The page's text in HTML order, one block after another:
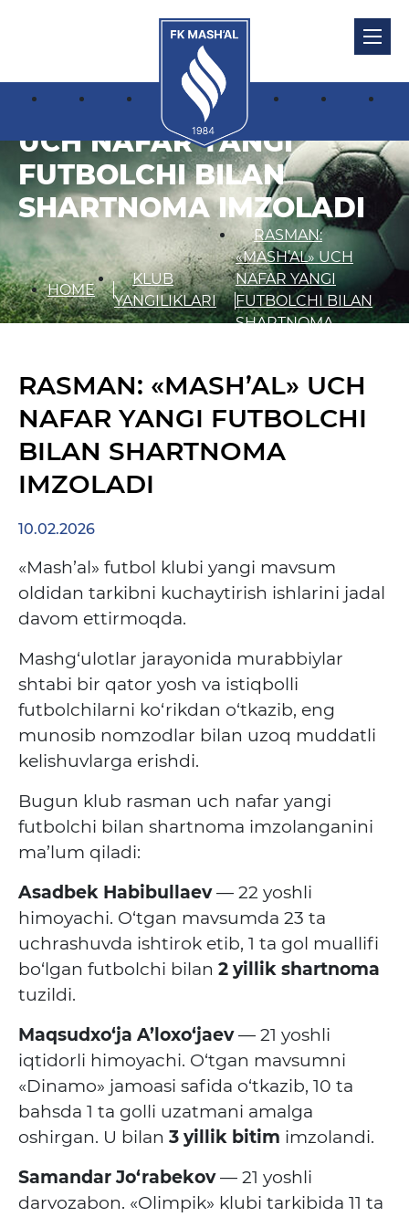
RASMAN: «MASH’AL»
UCH NAFAR YANGI
FUTBOLCHI BILAN
SHARTNOMA IMZOLADI
HOME
KLUB
YANGILIKLARI
RASMAN:
«MASH’AL» UCH
NAFAR YANGI
FUTBOLCHI BILAN
SHARTNOMA
RASMAN: «MASH’AL» UCH
NAFAR YANGI FUTBOLCHI
BILAN SHARTNOMA
IMZOLADI
10.02.2026
«Mash’al» futbol klubi yangi mavsum
oldidan tarkibni kuchaytirish ishlarini jadal
davom ettirmoqda.
Mashg‘ulotlar jarayonida murabbiylar
shtabi bir qator yosh va istiqbolli
futbolchilarni ko‘rikdan o‘tkazib, eng
munosib nomzodlar bilan uzoq muddatli
kelishuvlarga erishdi.
Bugun klub rasman uch nafar yangi
futbolchi bilan shartnoma imzolanganini
ma’lum qiladi:
Asadbek Habibullaev— 22 yoshli
himoyachi. O‘tgan mavsumda 23 ta
uchrashuvda ishtirok etib, 1 ta gol muallifi
bo‘lgan futbolchi bilan 2 yillik shartnoma
tuzildi.
Maqsudxo‘ja A’loxo‘jaev— 21 yoshli
iqtidorli himoyachi. O‘tgan mavsumni
«Dinamo» jamoasi safida o‘tkazib, 10 ta
bahsda 1 ta golli uzatmani amalga
oshirgan. U bilan 3 yillik bitim imzolandi.
Samandar Jo‘rabekov— 21 yoshli
darvozabon. «Olimpik» klubi tarkibida 11 ta